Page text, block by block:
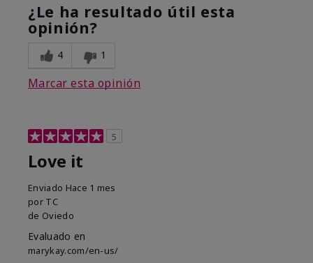
¿Le ha resultado útil esta
opinión?
4 1
Marcar esta opinión
5
Love it
Enviado Hace 1 mes
por TC
de Oviedo
Evaluado en
marykay.com/en-us/